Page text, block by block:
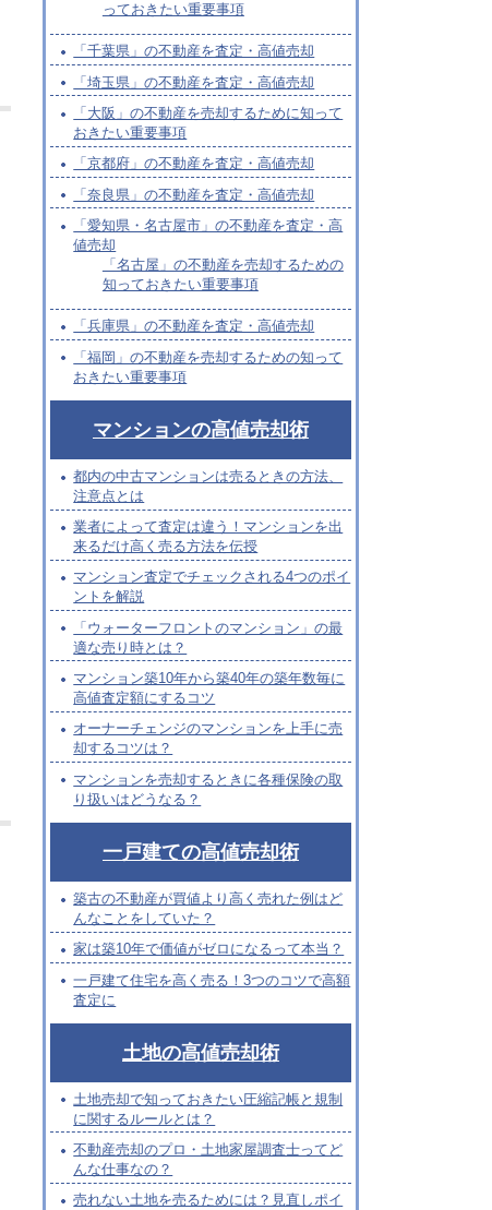
っておきたい重要事項
「千葉県」の不動産を査定・高値売却
「埼玉県」の不動産を査定・高値売却
「大阪」の不動産を売却するために知って
おきたい重要事項
「京都府」の不動産を査定・高値売却
「奈良県」の不動産を査定・高値売却
「愛知県・名古屋市」の不動産を査定・高
値売却
「名古屋」の不動産を売却するための
知っておきたい重要事項
「兵庫県」の不動産を査定・高値売却
「福岡」の不動産を売却するための知って
おきたい重要事項
マンションの高値売却術
都内の中古マンションは売るときの方法、
注意点とは
業者によって査定は違う！マンションを出
来るだけ高く売る方法を伝授
マンション査定でチェックされる4つのポイ
ントを解説
「ウォーターフロントのマンション」の最
適な売り時とは？
マンション築10年から築40年の築年数毎に
高値査定額にするコツ
オーナーチェンジのマンションを上手に売
却するコツは？
マンションを売却するときに各種保険の取
り扱いはどうなる？
一戸建ての高値売却術
築古の不動産が買値より高く売れた例はど
んなことをしていた？
家は築10年で価値がゼロになるって本当？
一戸建て住宅を高く売る！3つのコツで高額
査定に
土地の高値売却術
土地売却で知っておきたい圧縮記帳と規制
に関するルールとは？
不動産売却のプロ・土地家屋調査士ってど
んな仕事なの？
売れない土地を売るためには？見直しポイ